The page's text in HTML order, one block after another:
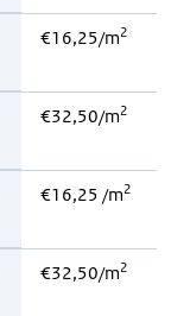
€16,25/m2
€32,50/m2
€16,25 /m2
€32,50/m2